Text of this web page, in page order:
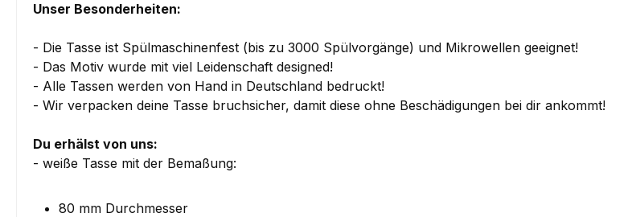
Unser Besonderheiten:
- Die Tasse ist Spülmaschinenfest (bis zu 3000 Spülvorgänge) und Mikrowellen geeignet!
- Das Motiv wurde mit viel Leidenschaft designed!
- Alle Tassen werden von Hand in Deutschland bedruckt!
- Wir verpacken deine Tasse bruchsicher, damit diese ohne Beschädigungen bei dir ankommt!
Du erhälst von uns:
- weiße Tasse mit der Bemaßung:
80 mm Durchmesser